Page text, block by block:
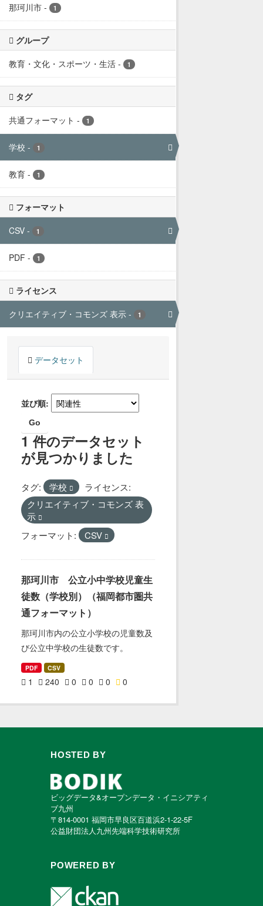
那珂川市 - 1
グループ
教育・文化・スポーツ・生活 - 1
タグ
共通フォーマット - 1
学校 - 1
教育 - 1
フォーマット
CSV - 1
PDF - 1
ライセンス
クリエイティブ・コモンズ 表示 - 1
データセット
並び順
Go
1 件のデータセット
が見つかりました
タグ: 学校
ライセンス:
クリエイティブ・コモンズ 表
示
フォーマット:
CSV
那珂川市 公立小中学校児童生
徒数（学校別）（福岡都市圏共
通フォーマット）
那珂川市内の公立小学校の児童数及
び公立中学校の生徒数です。
PDF CSV
1 240 0 0 0 0
HOSTED BY
ビッグデータ&オープンデータ・イニシアティ
ブ九州
〒814-0001 福岡市早良区百道浜2-1-22-5F
公益財団法人九州先端科学技術研究所
POWERED BY